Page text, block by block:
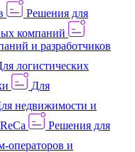
Решения для
компаний
и разработчиков
логистических
Для
недвижимости и
Решения для
операторов и